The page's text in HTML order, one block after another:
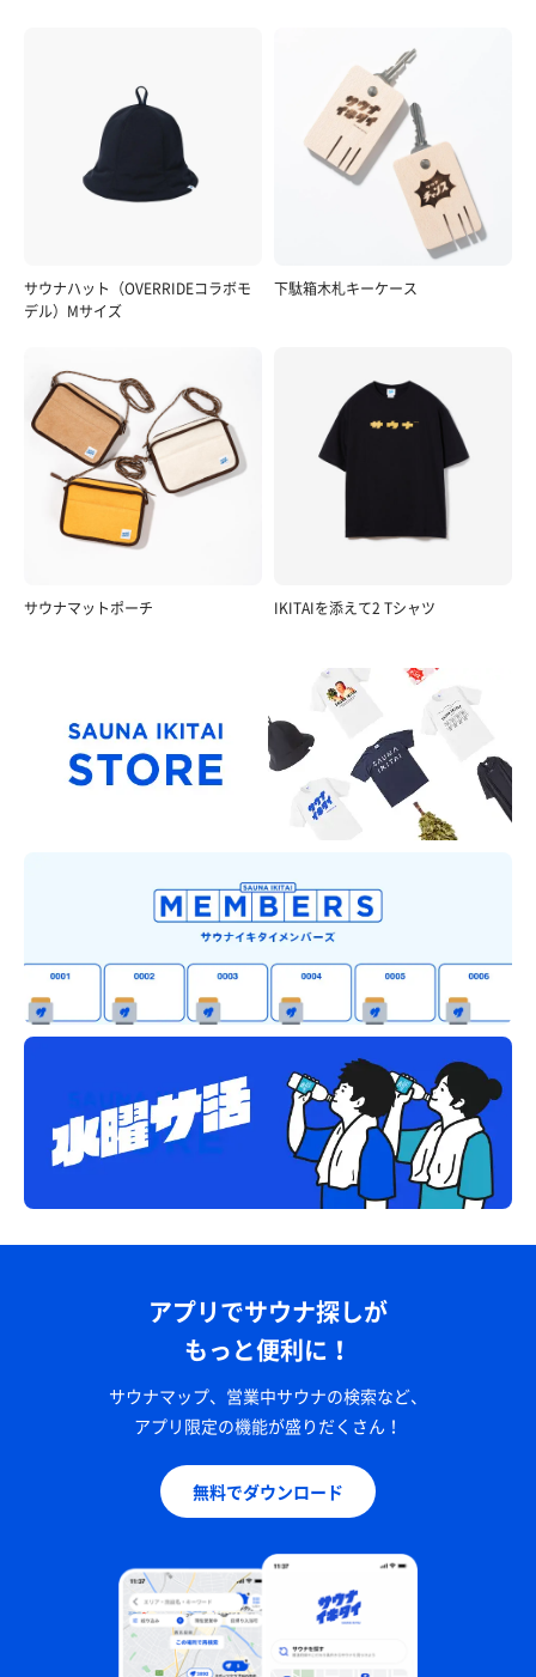
サウナハット（OVERRIDEコラボモ
デル）Mサイズ
下駄箱木札キーケース
サウナマットポーチ IKITAIを添えて2 Tシャツ
アプリでサウナ探しが
もっと便利に！
サウナマップ、営業中サウナの検索など、
アプリ限定の機能が盛りだくさん！
無料でダウンロード